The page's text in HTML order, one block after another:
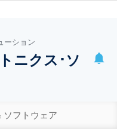
ーション
ニクス･ソ
ソフトウェア